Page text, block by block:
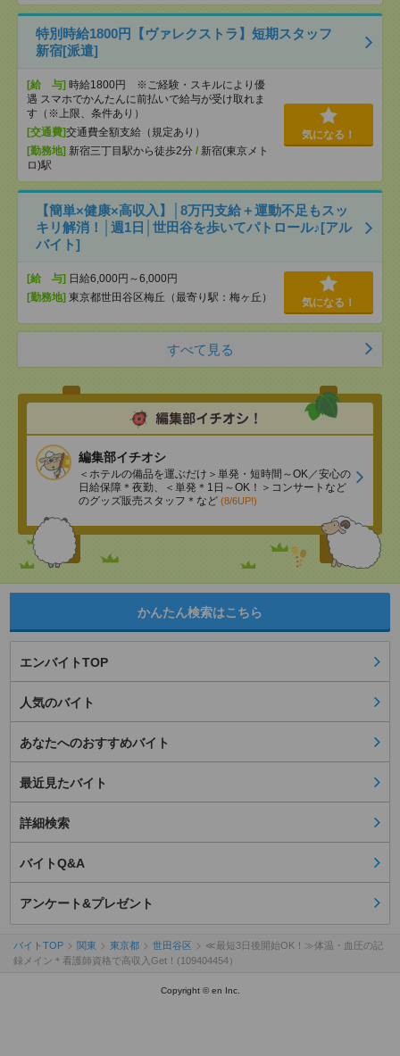
特別時給1800円【ヴァレクストラ】短期スタッフ
新宿[派遣]
[給 与] 時給1800円 ※ご経験・スキルにより優
遇 スマホでかんたんに前払いで給与が受け取れま
す（※上限、条件あり）
[交通費]交通費全額支給（規定あり）
[勤務地] 新宿三丁目駅から徒歩2分 / 新宿(東京メト
ロ)駅
気になる！
【簡単×健康×高収入】│8万円支給＋運動不足もスッ
キリ解消！│週1日│世田谷を歩いてパトロール♪[アル
バイト]
[給 与] 日給6,000円～6,000円
[勤務地] 東京都世田谷区梅丘（最寄り駅：梅ヶ丘） 気になる！
すべて見る
編集部イチオシ
＜ホテルの備品を運ぶだけ＞単発・短時間～OK／安心の
日給保障＊夜勤、＜単発＊1日～OK！＞コンサートなど
のグッズ販売スタッフ＊など (8/6UP!)
かんたん検索はこちら
エンバイトTOP
人気のバイト
あなたへのおすすめバイト
最近見たバイト
詳細検索
バイトQ&A
アンケート&プレゼント
バイトTOP 関東 東京都 世田谷区
≪最短3日後開始OK！≫体温・血圧の記
録メイン＊看護師資格で高収入Get！(109404454）
Copyright © en Inc.